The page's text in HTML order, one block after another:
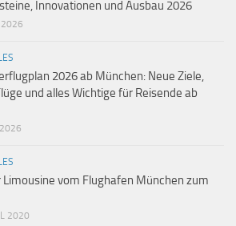
Innovationen und Ausbau 2026
2026
2026 ab München: Neue Ziele,
und alles Wichtige für Reisende ab
Limousine vom Flughafen München zum
2020